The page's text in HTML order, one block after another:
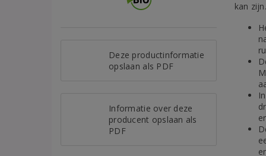
Deze productinformatie
opslaan als PDF
Informatie over deze
producent opslaan als
PDF
kan zijn.